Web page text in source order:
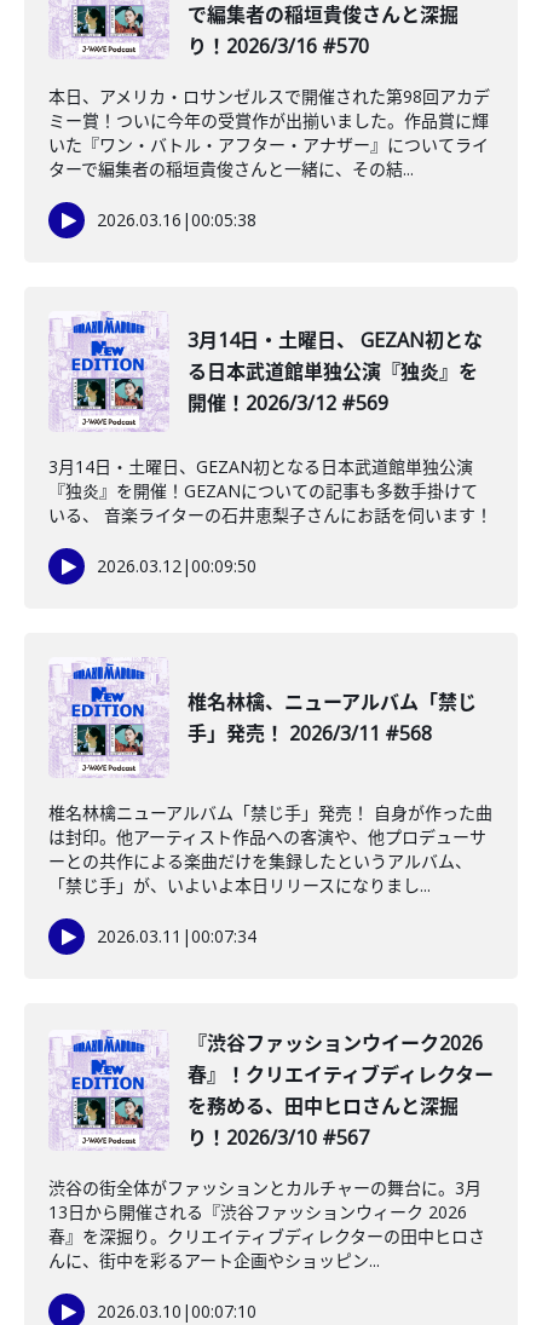
で編集者の稲垣貴俊さんと深掘
り！2026/3/16 #570
本日、アメリカ・ロサンゼルスで開催された第98回アカデ
ミー賞！ついに今年の受賞作が出揃いました。作品賞に輝
いた『ワン・バトル・アフター・アナザー』についてライ
ターで編集者の稲垣貴俊さんと一緒に、その結...
2026.03.16 |00:05:38
3月14日・土曜日、 GEZAN初とな
る日本武道館単独公演『独炎』を
開催！2026/3/12 #569
3月14日・土曜日、GEZAN初となる日本武道館単独公演
『独炎』を開催！GEZANについての記事も多数手掛けて
いる、 音楽ライターの石井恵梨子さんにお話を伺います！
2026.03.12|00:09:50
椎名林檎、ニューアルバム「禁じ
手」発売！ 2026/3/11 #568
椎名林檎ニューアルバム「禁じ手」発売！ 自身が作った曲
は封印。他アーティスト作品への客演や、他プロデューサ
ーとの共作による楽曲だけを集録したというアルバム、
「禁じ手」が、いよいよ本日リリースになりまし...
2026.03.11 |00:07:34
『渋谷ファッションウイーク2026
春』！クリエイティブディレクター
を務める、田中ヒロさんと深掘
り！2026/3/10 #567
渋谷の街全体がファッションとカルチャーの舞台に。3月
13日から開催される『渋谷ファッションウィーク 2026
春』を深掘り。クリエイティブディレクターの田中ヒロさ
んに、街中を彩るアート企画やショッピン...
2026.03.10 |00:07:10